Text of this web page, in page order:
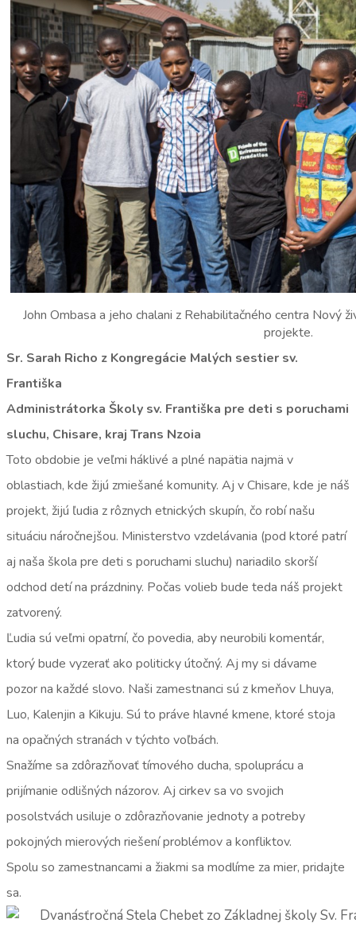
John Ombasa a jeho chalani z Rehabilitačného centra Nový
projekte.
Sr. Sarah Richo z Kongregácie Malých sestier sv.
Františka
Administrátorka Školy sv. Františka pre deti s poruchami
sluchu, Chisare, kraj Trans Nzoia
Toto obdobie je veľmi háklivé a plné napätia najmä v
oblastiach, kde žijú zmiešané komunity. Aj v Chisare, kde je náš
projekt, žijú ľudia z rôznych etnických skupín, čo robí našu
situáciu náročnejšou. Ministerstvo vzdelávania (pod ktoré patrí
aj naša škola pre deti s poruchami sluchu) nariadilo skorší
odchod detí na prázdniny. Počas volieb bude teda náš projekt
zatvorený.
Ľudia sú veľmi opatrní, čo povedia, aby neurobili komentár,
ktorý bude vyzerať ako politicky útočný. Aj my si dávame
pozor na každé slovo. Naši zamestnanci sú z kmeňov Lhuya,
Luo, Kalenjin a Kikuju. Sú to práve hlavné kmene, ktoré stoja
na opačných stranách v týchto voľbách.
Snažíme sa zdôrazňovať tímového ducha, spoluprácu a
prijímanie odlišných názorov. Aj cirkev sa vo svojich
posolstvách usiluje o zdôrazňovanie jednoty a potreby
pokojných mierových riešení problémov a konfliktov.
Spolu so zamestnancami a žiakmi sa modlíme za mier, pridajte
sa.